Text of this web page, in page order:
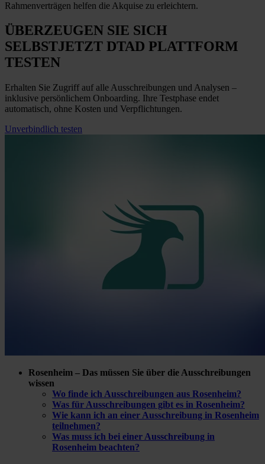
Rahmenverträgen helfen die Akquise zu erleichtern.
ÜBERZEUGEN SIE SICH
SELBSTJETZT DTAD PLATTFORM
TESTEN
Erhalten Sie Zugriff auf alle Ausschreibungen und Analysen –
inklusive persönlichem Onboarding. Ihre Testphase endet
automatisch, ohne Kosten und Verpflichtungen.
Unverbindlich testen
Rosenheim – Das müssen Sie über die Ausschreibungen
wissen
Wo finde ich Ausschreibungen aus Rosenheim?
Was für Ausschreibungen gibt es in Rosenheim?
Wie kann ich an einer Ausschreibung in Rosenheim
teilnehmen?
Was muss ich bei einer Ausschreibung in
Rosenheim beachten?